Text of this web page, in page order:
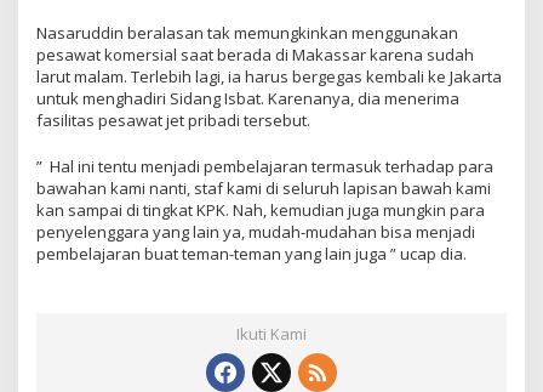
Nasaruddin beralasan tak memungkinkan menggunakan
pesawat komersial saat berada di Makassar karena sudah
larut malam. Terlebih lagi, ia harus bergegas kembali ke Jakarta
untuk menghadiri Sidang Isbat. Karenanya, dia menerima
fasilitas pesawat jet pribadi tersebut.
” Hal ini tentu menjadi pembelajaran termasuk terhadap para
bawahan kami nanti, staf kami di seluruh lapisan bawah kami
kan sampai di tingkat KPK. Nah, kemudian juga mungkin para
penyelenggara yang lain ya, mudah-mudahan bisa menjadi
pembelajaran buat teman-teman yang lain juga ” ucap dia.
Ikuti Kami